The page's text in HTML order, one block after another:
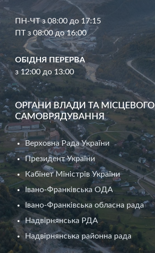
ПН-ЧТ з 08:00 до 17:15
ПТ з 08:00 до 16:00
ОБІДНЯ ПЕРЕРВА
з 12:00 до 13:00
ОРГАНИ ВЛАДИ ТА МІСЦЕВОГО
САМОВРЯДУВАННЯ
Верховна Рада України
Президент України
Кабінет Міністрів України
Івано-Франківська ОДА
Івано-Франківська обласна рада
Надвірнянська РДА
Надвірнянська районна рада